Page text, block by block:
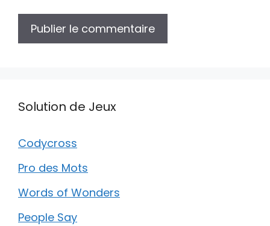
Solution de Jeux
Codycross
Pro des Mots
Words of Wonders
People Say